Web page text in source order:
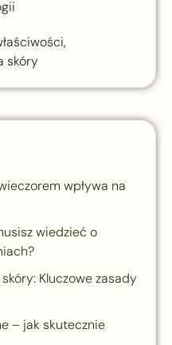
skóry
wpływa na
wiedzieć o
Kluczowe zasady
– jak skutecznie